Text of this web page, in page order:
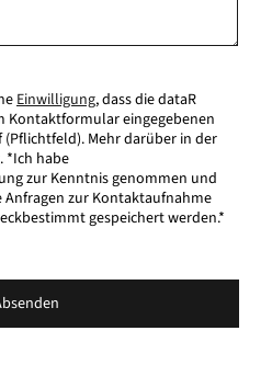
Einwilligung, dass die dataR
Kontaktformular eingegebenen
Mehr darüber in der
. *Ich habe
zur Kenntnis genommen und
Anfragen zur Kontaktaufnahme
gespeichert werden.*